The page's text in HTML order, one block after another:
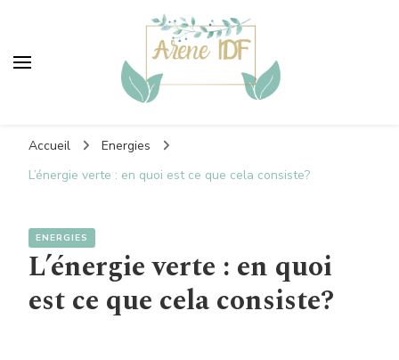
Accueil
Energies
L’énergie verte : en quoi est ce que cela consiste?
ENERGIES
L’énergie verte : en quoi
est ce que cela consiste?